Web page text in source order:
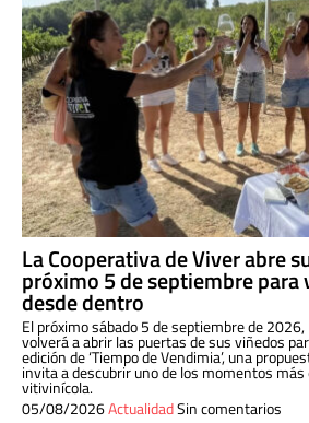
La Cooperativa de Viver abre
próximo 5 de septiembre
desde dentro
El próximo sábado 5 de septiembre de
volverá a abrir las puertas de sus viñedos
edición de ‘Tiempo de Vendimia’, una
invita a descubrir uno de los momentos
vitivinícola.
05/08/2026ActualidadSin comentarios